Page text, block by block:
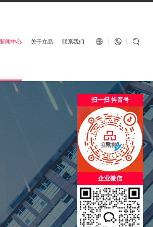
新闻中心 关于立品 联系我们 English  
扫一扫 抖音号
企业微信